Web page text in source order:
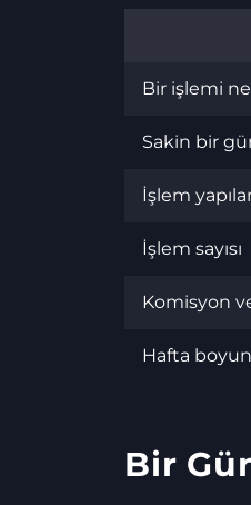
Bir işlemi
Sakin bir
İşlem
İşlem sayısı
Komisyon
Hafta
Bir